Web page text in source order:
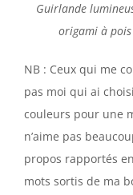
Guirlande
origami à pois
NB : Ceux qui me
pas moi qui ai
couleurs pour une
n’aime pas
propos rapportés
mots sortis de ma